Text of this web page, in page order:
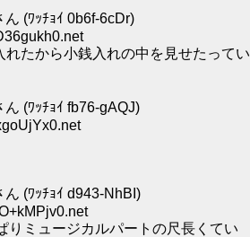
(ﾜｯﾁｮｲ 0b6f-6cDr)
れたから小銭入れの中を見せたってい
(ﾜｯﾁｮｲ fb76-gAQJ)
(ﾜｯﾁｮｲ d943-NhBI)
りミュージカルパートの尺長くてい